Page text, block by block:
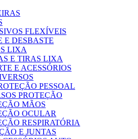
FLEXÍVEIS
E DESBASTE
LIXA
E TIRAS LIXA
E ACESSÓRIOS
PESSOAL
PROTEÇÃO
MÃOS
OCULAR
RESPIRATÓRIA
E JUNTAS